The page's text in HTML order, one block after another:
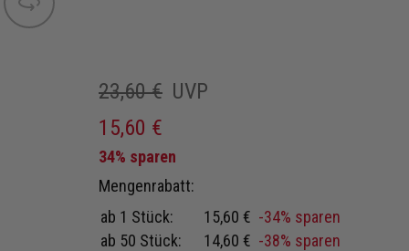
Bild wechseln
23,60 € UVP
15,60 €
34% sparen
Mengenrabatt:
ab 1 Stück:
15,60 € -34% sparen
ab 50 Stück:
14,60 € -38% sparen